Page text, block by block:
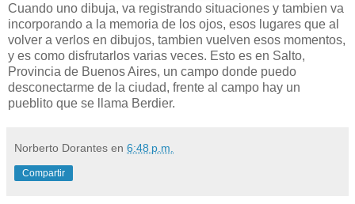
Cuando uno dibuja, va registrando situaciones y tambien va
incorporando a la memoria de los ojos, esos lugares que al
volver a verlos en dibujos, tambien vuelven esos momentos,
y es como disfrutarlos varias veces. Esto es en Salto,
Provincia de Buenos Aires, un campo donde puedo
desconectarme de la ciudad, frente al campo hay un
pueblito que se llama Berdier.
Norberto Dorantes en 6:48 p.m.
Compartir